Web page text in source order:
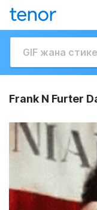
Frank N Furter